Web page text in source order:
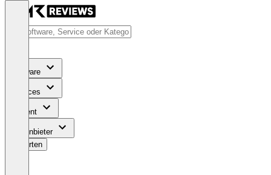
Software
Services
Content
Für Anbieter
Bewerten